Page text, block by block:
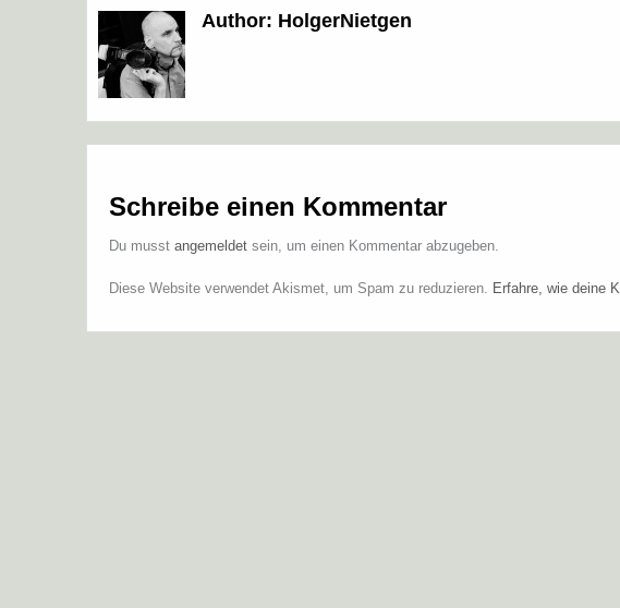
Author: HolgerNietgen
Schreibe einen Kommentar
Du musst angemeldet sein, um einen Kommentar abzugeben.
Diese Website verwendet Akismet, um Spam zu reduzieren. Erfahre, wie deine